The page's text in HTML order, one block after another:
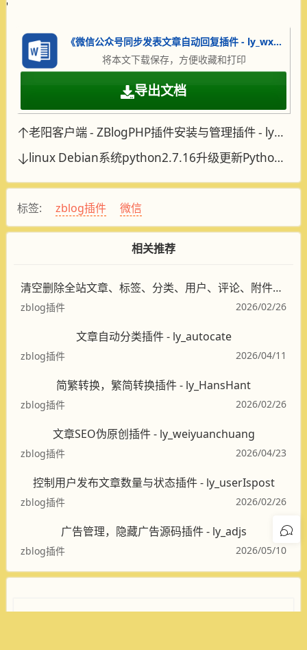
《微信公众号同步发表文章自动回复插件 - ly_wxmp》.docx
将本文下载保存，方便收藏和打印
导出文档
老阳客户端 - ZBlogPHP插件安装与管理插件 - ly_apps
linux Debian系统python2.7.16升级更新Python-3.9.17
标签: zblog插件 微信
相关推荐
清空删除全站文章、标签、分类、用户、评论、附件插件 - ly_delall
zblog插件 2026/02/26
文章自动分类插件 - ly_autocate
zblog插件 2026/04/11
简繁转换，繁简转换插件 - ly_HansHant
zblog插件 2026/02/26
文章SEO伪原创插件 - ly_weiyuanchuang
zblog插件 2026/04/23
控制用户发布文章数量与状态插件 - ly_userIspost
zblog插件 2026/02/26
广告管理，隐藏广告源码插件 - ly_adjs
zblog插件 2026/05/10